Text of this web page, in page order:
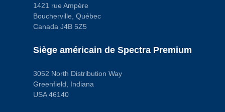
1421 rue Ampère
Boucherville, Québec
Canada J4B 5Z5
Siège américain de Spectra Premium
3052 North Distribution Way
Greenfield, Indiana
USA 46140